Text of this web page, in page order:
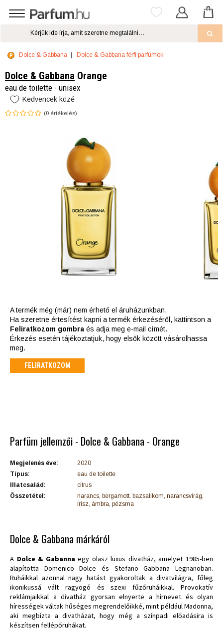
Dolce & Gabbana Dolce & Gabbana férfi parfümök
Dolce & Gabbana Orange
eau de toilette - unisex
Kedvencek közé
(0 értékelés)
A termék még (már) nem érhető el áruházunkban.
Ha szeretne értesítést kapni a termék érkezéséről, kattintson a
Feliratkozom gombra és adja meg e-mail címét.
Érkezés esetén tájékoztatjuk, hogy elsők között vásárolhassa
meg.
FELIRATKOZOM
Parfüm jellemzői - Dolce & Gabbana - Orange
Megjelenés éve:
2020
Típus:
eau de toilette
Illatcsalád:
citrus
Összetétel:
narancs, bergamott, bazsalikom, narancsvirág,
írisz, ámbra, pézsma
Dolce & Gabbana márkáról
A Dolce & Gabanna egy olasz luxus divatház, amelyet 1985-ben
alapította Domenico Dolce és Stefano Gabbana Legnanoban.
Ruháikkal azonnal nagy hatást gyakoroltak a divatvilágra, főleg
ikonikussá vált ragyogó és szexi fűzőruháikkal. Provokatív
reklámjaikkal a divatház gyorsan elnyerte a hírnevet és olyan
hírességek váltak hűséges megrendelőikké, mint például Madonna,
aki megbízta a divatházat, hogy még a színpadi előadásira is
készítsen fellépőruhákat.